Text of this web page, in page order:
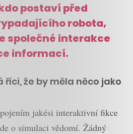
postaví před
robota,
společné interakce
informací.
že by měla něco jako
jakési interaktivní fikce
o simulaci vědomí. Žádný